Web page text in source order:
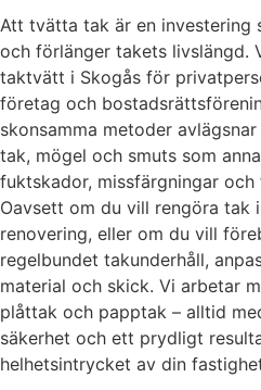
Att tvätta tak är en investering
och förlänger takets livslängd.
taktvätt i Skogås för
företag och
skonsamma metoder
tak, mögel och smuts som
fuktskador, missfärgningar
Oavsett om du vill rengöra tak
renovering, eller om du vill
regelbundet takunderhåll,
material och skick. Vi arbetar
plåttak och papptak – alltid
säkerhet och ett prydligt
helhetsintrycket av din